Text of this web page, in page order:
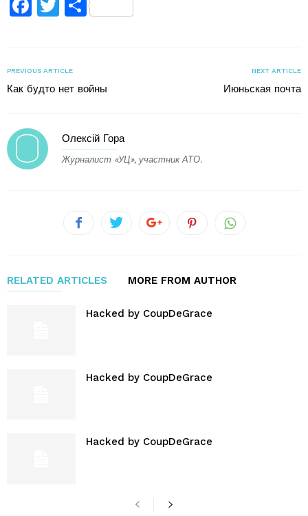
Facebook
Twitter
Поділитися
PREVIOUS ARTICLE
Как будто нет войны
NEXT ARTICLE
Июньская почта
Олексій Гора
Журналист «УЦ», участник АТО.
RELATED ARTICLES MORE FROM AUTHOR
Hacked by CoupDeGrace
Hacked by CoupDeGrace
Hacked by CoupDeGrace